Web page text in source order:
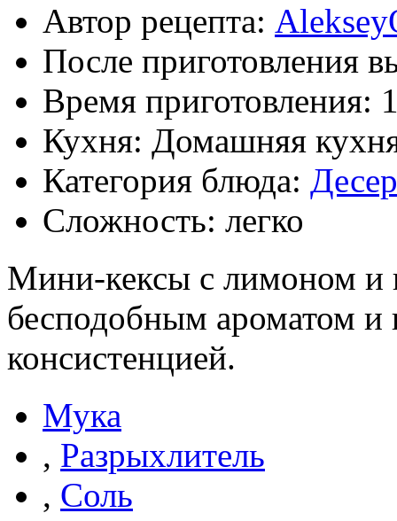
Автор рецепта:
После приготовления
Время приготовления:
Кухня: Домашняя
Категория блюда:
Сложность: легко
Мини-кексы с лимоном и
бесподобным ароматом
консистенцией.
Мука
, Разрыхлитель
, Соль